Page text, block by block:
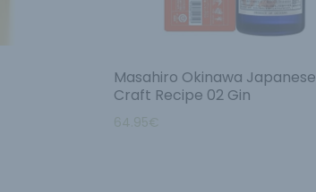
Masahiro Okinawa Japanese
Craft Recipe 02 Gin
64.95€